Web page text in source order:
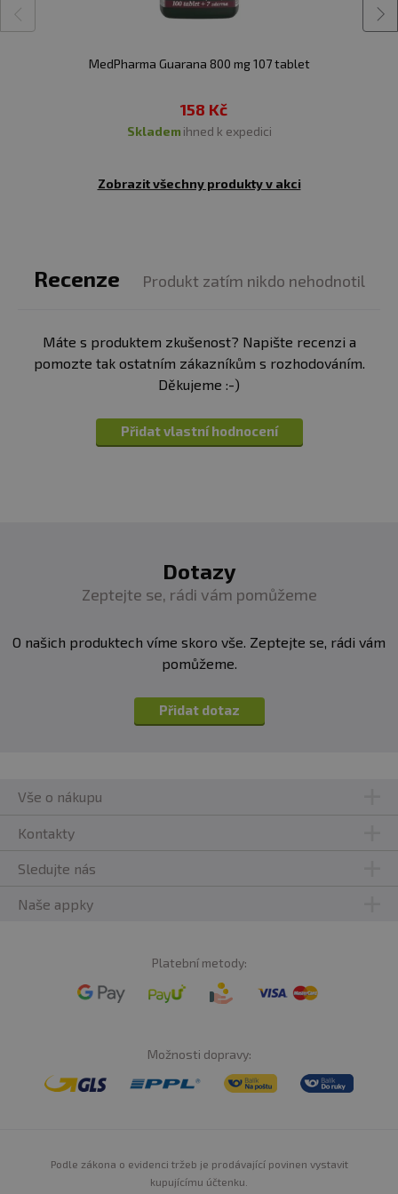
MedPharma Guarana 800 mg 107 tablet
158 Kč
skladem ihned k expedici
Zobrazit všechny produkty v akci
Recenze Produkt zatím nikdo nehodnotil
Máte s produktem zkušenost? Napište recenzi a
pomozte tak ostatním zákazníkům s rozhodováním.
Děkujeme :-)
Přidat vlastní hodnocení
Dotazy
Zeptejte se, rádi vám pomůžeme
O našich produktech víme skoro vše. Zeptejte se, rádi vám
pomůžeme.
Přidat dotaz
Vše o nákupu
Kontakty
Sledujte nás
Naše appky
Platební metody:
Možnosti dopravy:
Podle zákona o evidenci tržeb je prodávající povinen vystavit
kupujícímu účtenku.